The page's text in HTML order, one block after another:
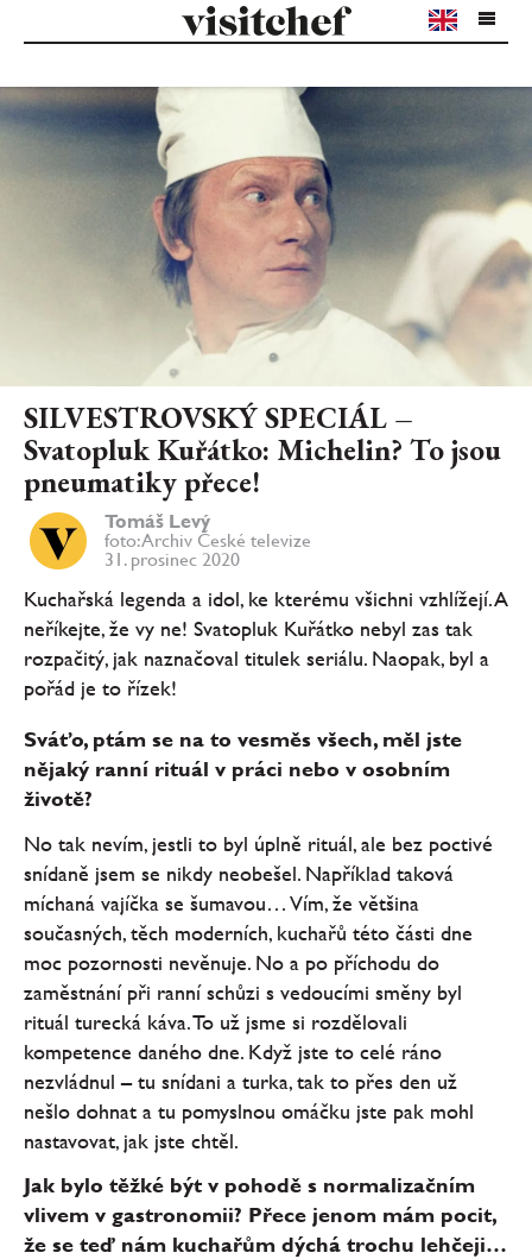
SILVESTROVSKÝ SPECIÁL –
Svatopluk Kuřátko: Michelin? To jsou
pneumatiky přece!
Tomáš Levý
foto: Archiv České televize
31. prosinec 2020
Kuchařská legenda a idol, ke kterému všichni vzhlížejí. A
neříkejte, že vy ne! Svatopluk Kuřátko nebyl zas tak
rozpačitý, jak naznačoval titulek seriálu. Naopak, byl a
pořád je to řízek!
Sváťo, ptám se na to vesměs všech, měl jste
nějaký ranní rituál v práci nebo v osobním
životě?
No tak nevím, jestli to byl úplně rituál, ale bez poctivé
snídaně jsem se nikdy neobešel. Například taková
míchaná vajíčka se šumavou… Vím, že většina
současných, těch moderních, kuchařů této části dne
moc pozornosti nevěnuje. No a po příchodu do
zaměstnání při ranní schůzi s vedoucími směny byl
rituál turecká káva. To už jsme si rozdělovali
kompetence daného dne. Když jste to celé ráno
nezvládnul – tu snídani a turka, tak to přes den už
nešlo dohnat a tu pomyslnou omáčku jste pak mohl
nastavovat, jak jste chtěl.
Jak bylo těžké být v pohodě s normalizačním
vlivem v gastronomii? Přece jenom mám pocit,
že se teď nám kuchařům dýchá trochu lehčeji…